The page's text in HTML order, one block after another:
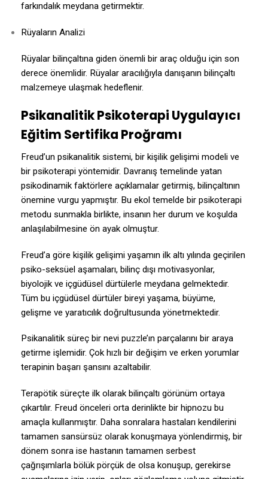
farkındalık meydana getirmektir.
Rüyaların Analizi
Rüyalar bilinçaltına giden önemli bir araç olduğu için son
derece önemlidir. Rüyalar aracılığıyla danışanın bilinçaltı
malzemeye ulaşmak hedeflenir.
Psikanalitik Psikoterapi Uygulayıcı
Eğitim Sertifika Proğramı
Freud’un psikanalitik sistemi, bir kişilik gelişimi modeli ve
bir psikoterapi yöntemidir. Davranış temelinde yatan
psikodinamik faktörlere açıklamalar getirmiş, bilinçaltının
önemine vurgu yapmıştır. Bu ekol temelde bir psikoterapi
metodu sunmakla birlikte, insanın her durum ve koşulda
anlaşılabilmesine ön ayak olmuştur.
Freud’a göre kişilik gelişimi yaşamın ilk altı yılında geçirilen
psiko-seksüel aşamaları, bilinç dışı motivasyonlar,
biyolojik ve içgüdüsel dürtülerle meydana gelmektedir.
Tüm bu içgüdüsel dürtüler bireyi yaşama, büyüme,
gelişme ve yaratıcılık doğrultusunda yönetmektedir.
Psikanalitik süreç bir nevi puzzle’ın parçalarını bir araya
getirme işlemidir. Çok hızlı bir değişim ve erken yorumlar
terapinin başarı şansını azaltabilir.
Terapötik süreçte ilk olarak bilinçaltı görünüm ortaya
çıkartılır. Freud önceleri orta derinlikte bir hipnozu bu
amaçla kullanmıştır. Daha sonralara hastaları kendilerini
tamamen sansürsüz olarak konuşmaya yönlendirmiş, bir
dönem sonra ise hastanın tamamen serbest
çağrışımlarla bölük pörçük de olsa konuşup, gerekirse